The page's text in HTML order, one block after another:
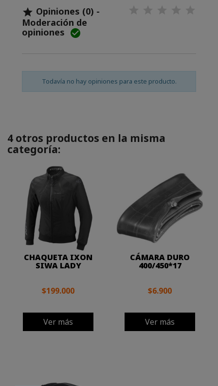
 Opiniones (0) -
Moderación de
opiniones 
Todavía no hay opiniones para este producto.
4 otros productos en la misma
categoría:
CHAQUETA IXON
SIWA LADY
$199.000
Ver más
CÁMARA DURO
400/450*17
$6.900
Ver más